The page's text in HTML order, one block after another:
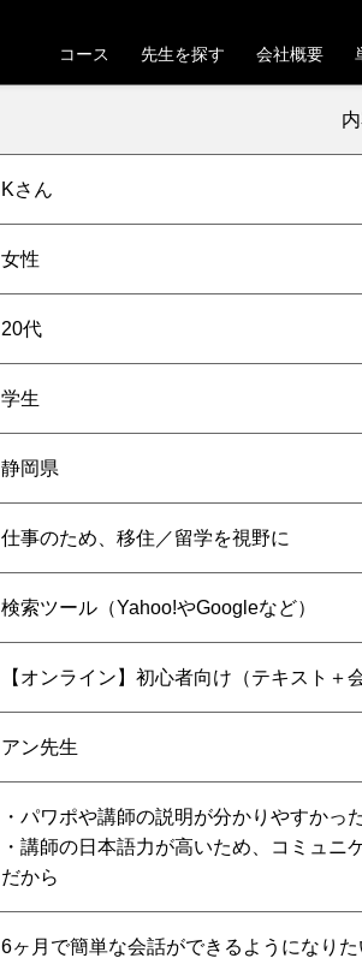
コース 先生を探す 会社概要
Kさん
女性
20代
学生
静岡県
仕事のため、移住／留学を視野に
検索ツール（Yahoo!やGoogleなど）
【オンライン】初心者向け（テキスト＋
アン先生
・パワポや講師の説明が分かりやすかっ
・講師の日本語力が高いため、コミュニ
だから
6ヶ月で簡単な会話ができるようになりた